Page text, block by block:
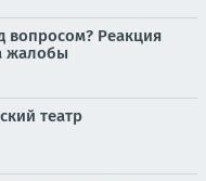
вопросом? Реакция
жалобы
театр